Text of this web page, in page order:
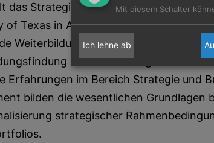
das Strategic Decision & Risk
of Texas in Austin/USA. Seine
Weiterbildung im Bereich strategische
und Risk Management in
Erfahrungen im Bereich Strategie und
bilden die wesentlichen Grundlagen
strategischer
Mit diesem Schalter
Ich lehne ab